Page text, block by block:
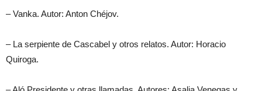
– Vanka. Autor: Anton Chéjov.
– La serpiente de Cascabel y otros relatos. Autor: Horacio
Quiroga.